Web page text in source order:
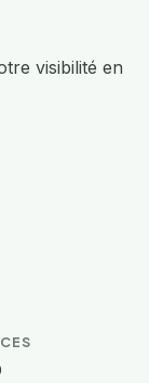
visibilité en